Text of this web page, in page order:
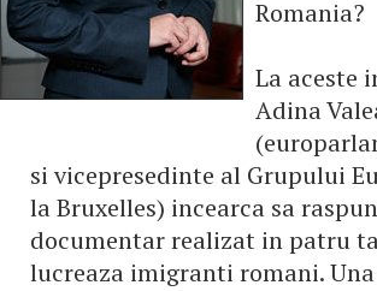
Romania?
La aceste
Adina
si vicepresedinte al Grupului
la Bruxelles) incearca sa
documentar realizat in patru
lucreaza imigranti romani.